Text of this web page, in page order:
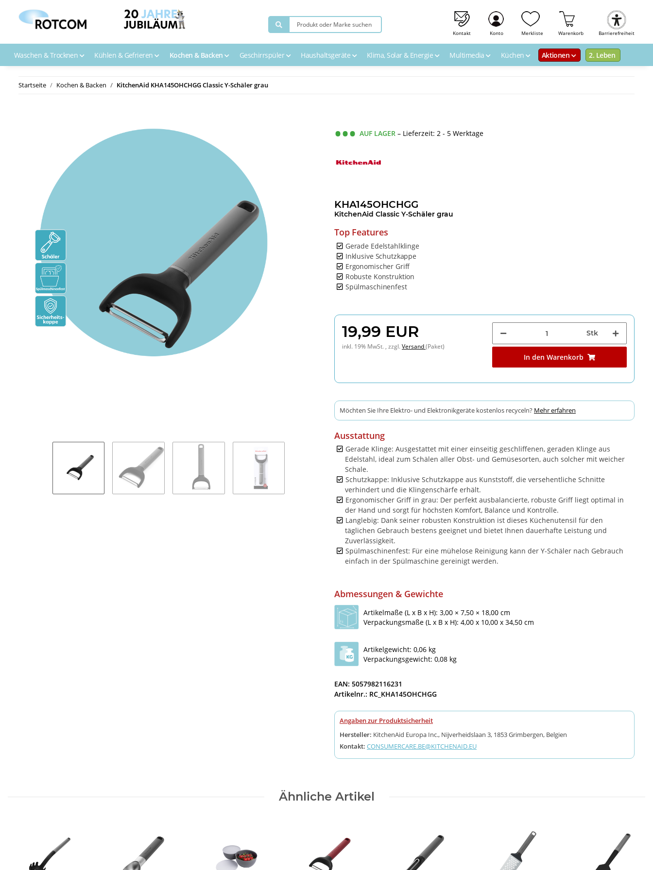
Kontakt Konto Merkliste Warenkorb Barrierefreiheit
Waschen & Trocknen Kühlen & Gefrieren Kochen & Backen Geschirrspüler Haushaltsgeräte Klima, Solar & Energie Multimedia Küchen Aktionen 2. Leben
Startseite Kochen & Backen KitchenAid KHA145OHCHGG Classic Y-Schäler grau
AUF LAGER – Lieferzeit: 2 - 5 Werktage
KHA145OHCHGG
KitchenAid Classic Y-Schäler grau
Top Features
Gerade Edelstahlklinge
Inklusive Schutzkappe
Ergonomischer Griff
Robuste Konstruktion
Spülmaschinenfest
19,99 EUR
inkl. 19% MwSt. , zzgl.Versand(Paket)
Stk
In den Warenkorb
Möchten Sie Ihre Elektro- und Elektronikgeräte kostenlos recyceln? Mehr erfahren
Ausstattung
Gerade Klinge: Ausgestattet mit einer einseitig geschliffenen, geraden Klinge aus
Edelstahl, ideal zum Schälen aller Obst- und Gemüsesorten, auch solcher mit weicher
Schale.
Schutzkappe: Inklusive Schutzkappe aus Kunststoff, die versehentliche Schnitte
verhindert und die Klingenschärfe erhält.
Ergonomischer Griff in grau: Der perfekt ausbalancierte, robuste Griff liegt optimal in
der Hand und sorgt für höchsten Komfort, Balance und Kontrolle.
Langlebig: Dank seiner robusten Konstruktion ist dieses Küchenutensil für den
täglichen Gebrauch bestens geeignet und bietet Ihnen dauerhafte Leistung und
Zuverlässigkeit.
Spülmaschinenfest: Für eine mühelose Reinigung kann der Y-Schäler nach Gebrauch
einfach in der Spülmaschine gereinigt werden.
Abmessungen & Gewichte
Artikelmaße (L x B x H): 3,00 × 7,50 × 18,00 cm
Verpackungsmaße (L x B x H): 4,00 x 10,00 x 34,50 cm
Artikelgewicht: 0,06 kg
Verpackungsgewicht: 0,08 kg
EAN: 5057982116231
Artikelnr.: RC_KHA145OHCHGG
Angaben zur Produktsicherheit
Hersteller: KitchenAid Europa Inc., Nijverheidslaan 3, 1853 Grimbergen, Belgien
Kontakt: CONSUMERCARE.BE@KITCHENAID.EU
Ähnliche Artikel